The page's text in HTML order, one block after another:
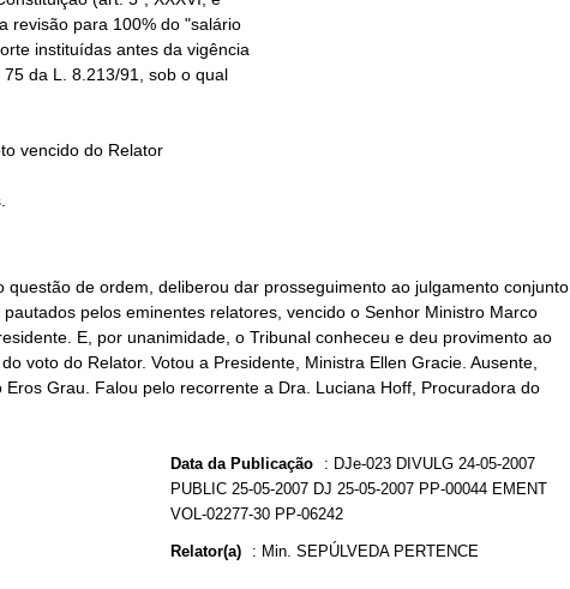
questão de ordem, deliberou dar prosseguimento ao julgamento conjunto
pelos eminentes relatores, vencido o Senhor Ministro Marco
E, por unanimidade, o Tribunal conheceu e deu provimento ao
voto do Relator. Votou a Presidente, Ministra Ellen Gracie. Ausente,
Grau. Falou pelo recorrente a Dra. Luciana Hoff, Procuradora do
Data da Publicação : DJe-023 DIVULG 24-05-2007
PUBLIC 25-05-2007 DJ 25-05-2007 PP-00044 EMENT
VOL-02277-30 PP-06242
Relator(a) : Min. SEPÚLVEDA PERTENCE